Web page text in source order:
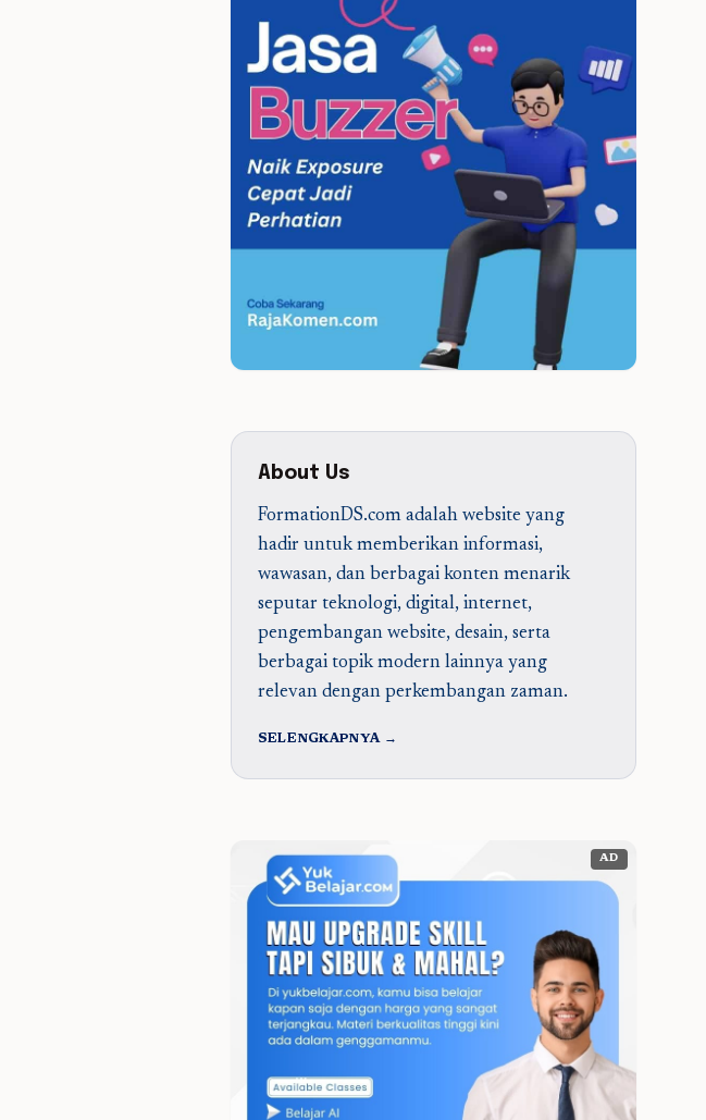
About Us
FormationDS.com adalah website yang
hadir untuk memberikan informasi,
wawasan, dan berbagai konten menarik
seputar teknologi, digital, internet,
pengembangan website, desain, serta
berbagai topik modern lainnya yang
relevan dengan perkembangan zaman.
SELENGKAPNYA →
AD